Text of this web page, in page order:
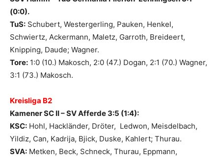
(0:0).
TuS: Schubert, Westergerling, Pauken, Henkel,
Schwiertz, Ackermann, Maletz, Garroth, Breideert,
Knipping, Daude; Wagner.
Tore: 1:0 (10.) Makosch, 2:0 (47.) Dogan, 2:1 (70.) Wagner,
3:1 (73.) Makosch.
Kreisliga B2
Kamener SC II – SV Afferde 3:5 (1:4):
KSC: Hohl, Hackländer, Dröter, Ledwon, Meisdelbach,
Yildiz, Can, Kadrija, Bjick, Duske, Kahlert; Thurau.
SVA: Metken, Beck, Schneck, Thurau, Eppmann,